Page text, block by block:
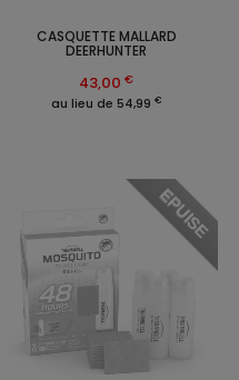
CASQUETTE MALLARD
DEERHUNTER
43,00 €
au lieu de 54,99 €
EPUISE